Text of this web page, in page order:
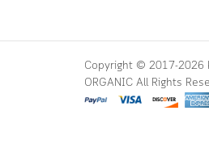
Copyright © 2017-2026
ORGANIC All Rights